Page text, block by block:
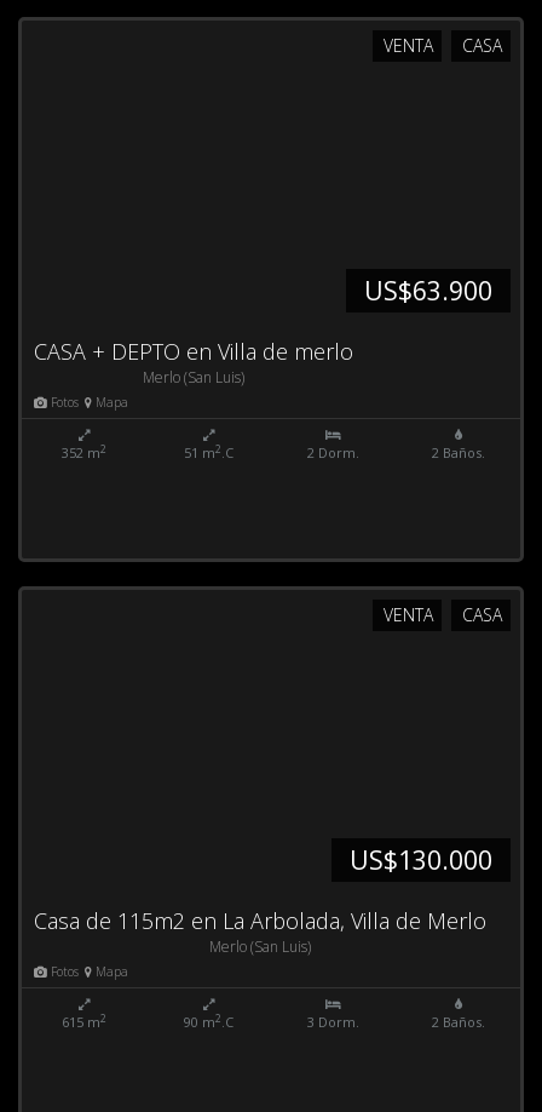
CASA
VENTA
US$63.900
CASA + DEPTO en Villa de merlo
Merlo (San Luis)
Fotos Mapa
352 m2 51 m2.C 2 Dorm. 2 Baños.
CASA
VENTA
US$130.000
Casa de 115m2 en La Arbolada, Villa de Merlo
Merlo (San Luis)
Fotos Mapa
615 m2 90 m2.C 3 Dorm. 2 Baños.